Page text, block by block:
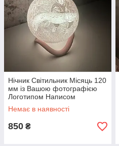
Нічник Світильник Місяць 120
мм із Вашою фотографією
Логотипом Написом
акумуляторний 16 кольорів
пульт
Немає в наявності
850 ₴